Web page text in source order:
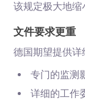
该规定极大地缩
文件要求更重
德国期望提供详
专门的监测
详细的工作